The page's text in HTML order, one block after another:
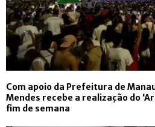
Com apoio da Prefeitura de
Mendes recebe a realização do
fim de semana